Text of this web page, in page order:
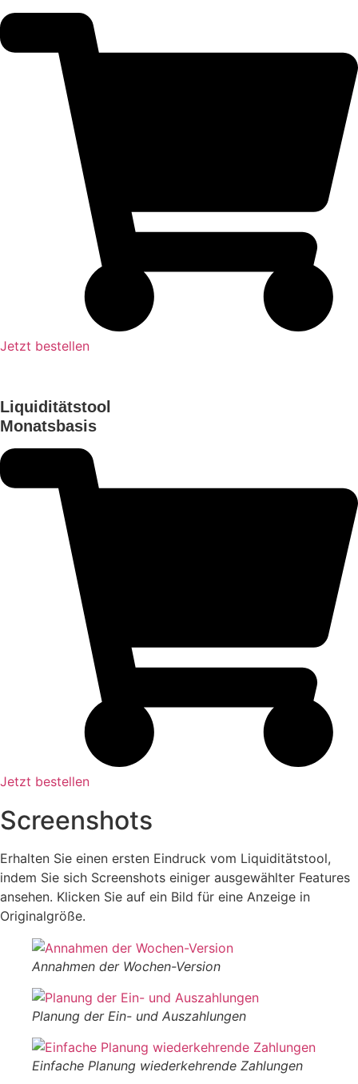
Jetzt bestellen
Liquiditätstool
Monatsbasis
Jetzt bestellen
Screenshots
Erhalten Sie einen ersten Eindruck vom Liquiditätstool,
indem Sie sich Screenshots einiger ausgewählter Features
ansehen. Klicken Sie auf ein Bild für eine Anzeige in
Originalgröße.
Annahmen der Wochen-Version
Planung der Ein- und Auszahlungen
Einfache Planung wiederkehrende Zahlungen